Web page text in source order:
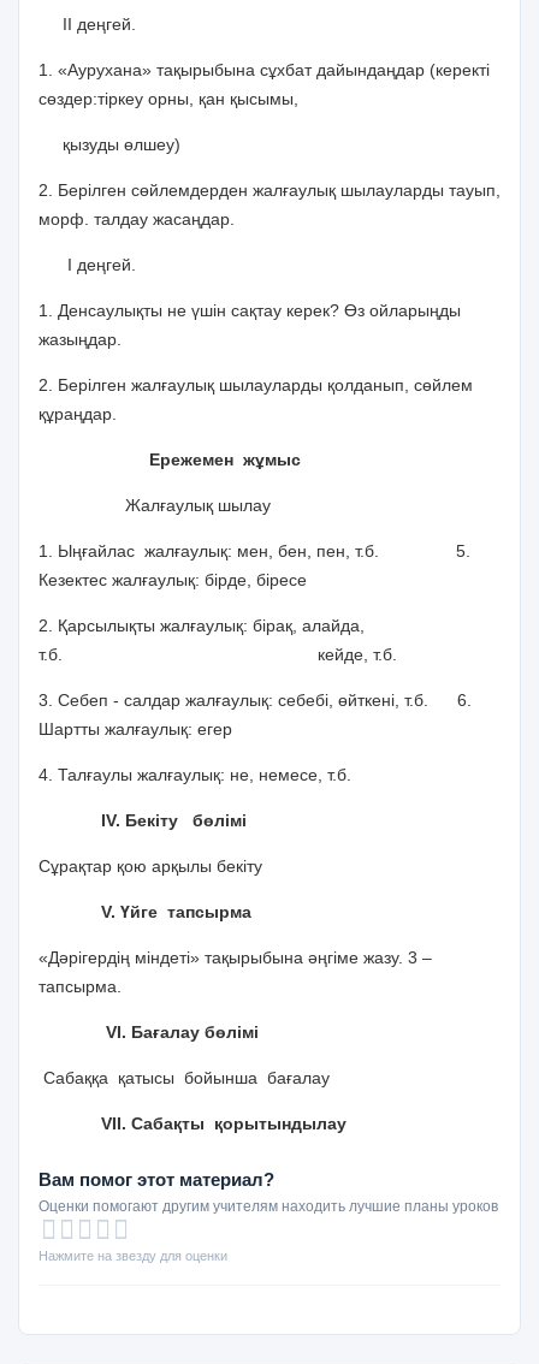
ІІ деңгей.
1. «Аурухана» тақырыбына сұхбат дайындаңдар (керекті
сөздер:тіркеу орны, қан қысымы,
қызуды өлшеу)
2. Берілген сөйлемдерден жалғаулық шылауларды тауып,
морф. талдау жасаңдар.
І деңгей.
1. Денсаулықты не үшін сақтау керек? Өз ойларыңды
жазыңдар.
2. Берілген жалғаулық шылауларды қолданып, сөйлем
құраңдар.
Ережемен жұмыс
Жалғаулық шылау
1. Ыңғайлас жалғаулық: мен, бен, пен, т.б. 5.
Кезектес жалғаулық: бірде, біресе
2. Қарсылықты жалғаулық: бірақ, алайда,
т.б. кейде, т.б.
3. Себеп - салдар жалғаулық: себебі, өйткені, т.б. 6.
Шартты жалғаулық: егер
4. Талғаулы жалғаулық: не, немесе, т.б.
ІV. Бекіту бөлімі
Сұрақтар қою арқылы бекіту
V. Үйге тапсырма
«Дәрігердің міндеті» тақырыбына әңгіме жазу. 3 –
тапсырма.
VІ. Бағалау бөлімі
Сабаққа қатысы бойынша бағалау
VІІ. Сабақты қорытындылау
Вам помог этот материал?
Оценки помогают другим учителям находить лучшие планы уроков
Нажмите на звезду для оценки